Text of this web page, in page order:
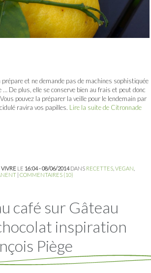
et ne demande pas de machines sophistiquée
… De plus, elle se conserve bien au frais et peut donc
pouvez la préparer la veille pour le lendemain par
ravira vos papilles. Lire la suite de Citronnade
VIVRE LE 16:04 - 08/06/2014DANS RECETTES VEGAN
| COMMENTAIRES (10)
café sur Gâteau
inspiration
Piège